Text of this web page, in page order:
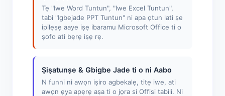
Tẹ "Iwe Word Tuntun", "Iwe Excel Tuntun",
tabi "Igbejade PPT Tuntun" ni apa ọtun lati ṣe
ipilẹṣẹ aaye iṣẹ ibaramu Microsoft Office ti o
ṣofo ati bẹrẹ iṣẹ rẹ.
Ṣiṣatunṣe & Gbigbe Jade ti o ni Aabo
N funni ni awọn iṣiro agbekalẹ, titẹ iwe, ati
awọn ẹya apẹrẹ aṣa ti o jọra si Offisi tabili. Ni